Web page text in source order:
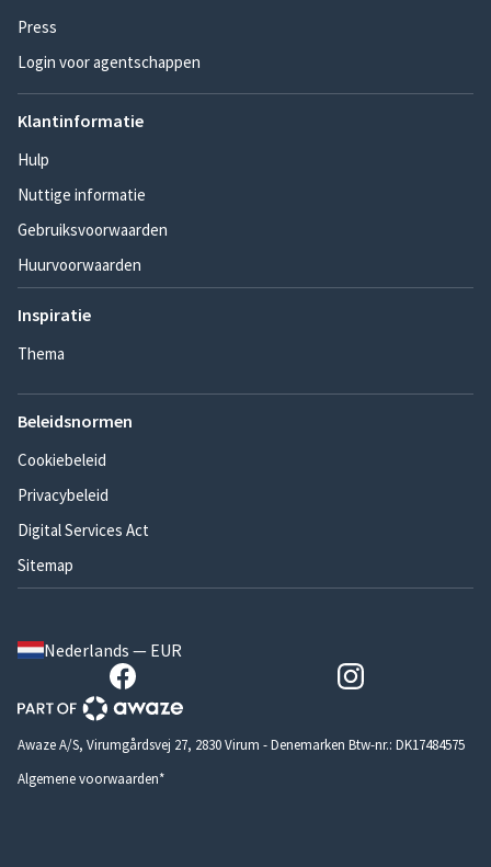
Press
Login voor agentschappen
Klantinformatie
Hulp
Nuttige informatie
Gebruiksvoorwaarden
Huurvoorwaarden
Inspiratie
Thema
Beleidsnormen
Cookiebeleid
Privacybeleid
Digital Services Act
Sitemap
Nederlands — EUR
Awaze A/S, Virumgårdsvej 27, 2830 Virum - Denemarken Btw-nr.: DK17484575
Algemene voorwaarden*